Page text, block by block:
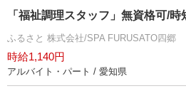
「福祉調理スタッフ」無資格可/
ふるさと 株式会社/SPA FURUSATO四郷
時給1,140円
アルバイト・パート / 愛知県